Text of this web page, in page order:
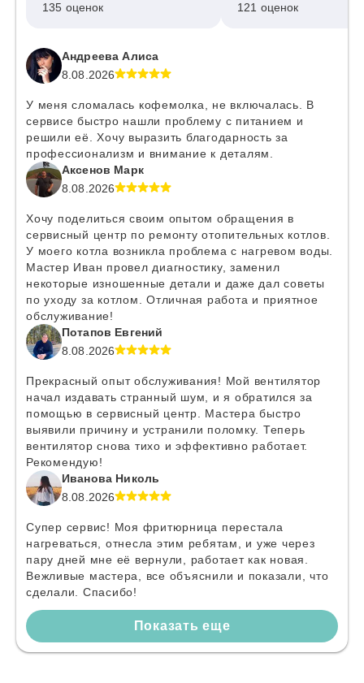
135 оценок
121 оценок
Андреева Алиса
8.08.2026
У меня сломалась кофемолка, не включалась. В
сервисе быстро нашли проблему с питанием и
решили её. Хочу выразить благодарность за
профессионализм и внимание к деталям.
Аксенов Марк
8.08.2026
Хочу поделиться своим опытом обращения в
сервисный центр по ремонту отопительных котлов.
У моего котла возникла проблема с нагревом воды.
Мастер Иван провел диагностику, заменил
некоторые изношенные детали и даже дал советы
по уходу за котлом. Отличная работа и приятное
обслуживание!
Потапов Евгений
8.08.2026
Прекрасный опыт обслуживания! Мой вентилятор
начал издавать странный шум, и я обратился за
помощью в сервисный центр. Мастера быстро
выявили причину и устранили поломку. Теперь
вентилятор снова тихо и эффективно работает.
Рекомендую!
Иванова Николь
8.08.2026
Супер сервис! Моя фритюрница перестала
нагреваться, отнесла этим ребятам, и уже через
пару дней мне её вернули, работает как новая.
Вежливые мастера, все объяснили и показали, что
сделали. Спасибо!
Показать еще